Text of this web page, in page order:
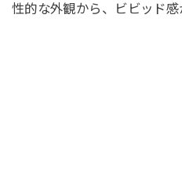
性的な外観から、ビビッド感